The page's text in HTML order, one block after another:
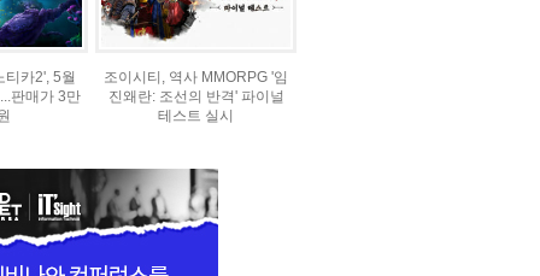
티카2', 5월
판매가 3만
조이시티, 역사 MMORPG '임
진왜란: 조선의 반격' 파이널
테스트 실시